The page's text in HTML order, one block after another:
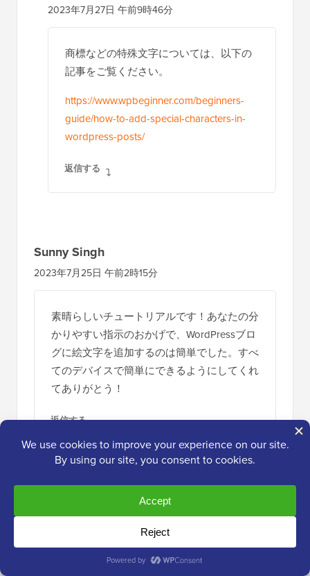
2023年7月27日 午前9時46分
商標などの特殊文字については、以下の
記事をご覧ください。
https://www.wpbeginner.com/beginners-
guide/how-to-add-special-characters-in-
wordpress-posts/
返信する
Sunny Singh
2023年7月25日 午前2時15分
素晴らしいチュートリアルです！あなたの分
かりやすい指示のおかげで、WordPressブロ
グに絵文字を追加するのは簡単でした。すべ
てのデバイスで簡単にできるようにしてくれ
てありがとう！
返信する
WPBeginnerサポート
2023年7月25日 午前9時14分
ガイドがお役に立てて嬉しいです！
管理者